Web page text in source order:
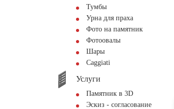
Тумбы
Урна для праха
Фото на памятник
Фотоовалы
Шары
Сaggiati
Услуги
Памятник в 3D
Эскиз - согласование